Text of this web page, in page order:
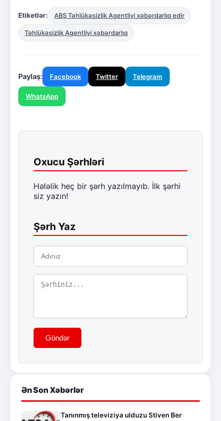
Etiketlər: ABŞ Təhlükəsizlik Agentliyi xəbərdarlıq edir
Təhlükəsizlik Agentliyi xəbərdarlıq
Paylaş: Facebook Twitter Telegram
WhatsApp
Oxucu Şərhləri
Hələlik heç bir şərh yazılmayıb. İlk şərhi
siz yazın!
Şərh Yaz
Göndər
Ən Son Xəbərlər
Tanınmış televiziya ulduzu Stiven Ber